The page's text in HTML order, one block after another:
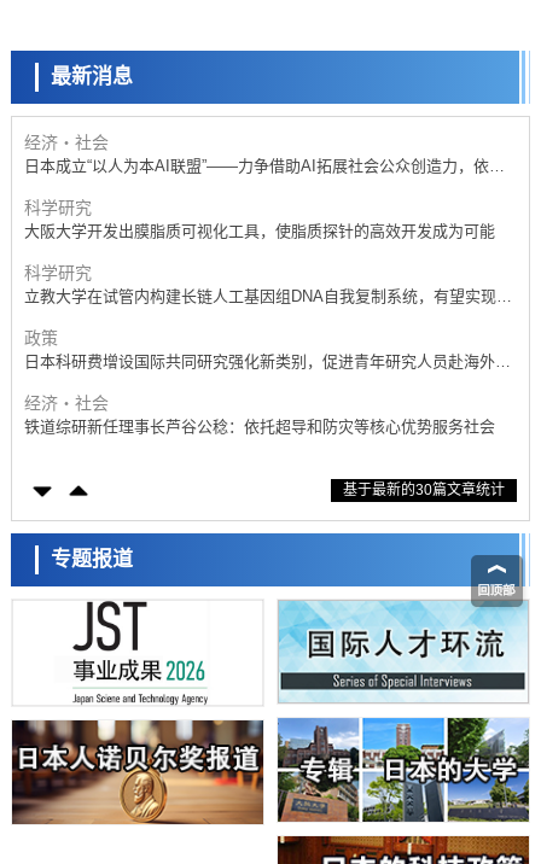
最新消息
经济・社会
日本成立“以人为本AI联盟”——力争借助AI拓展社会公众创造力，依托
产学合作推进研发
科学研究
大阪大学开发出膜脂质可视化工具，使脂质探针的高效开发成为可能
科学研究
立教大学在试管内构建长链人工基因组DNA自我复制系统，有望实现携
政策
日本科研费增设国际共同研究强化新类别，促进青年研究人员赴海外开
经济・社会
铁道综研新任理事长芦谷公稔：依托超导和防灾等核心优势服务社会
科学研究
东京大学通过叶绿体基因组编辑技术强化碳固定酶，成功提高光合作用
藤田医科大学等成功鉴定出非结核分枝杆菌生存的必需基因，首次揭示
经济・社会
【AI法下篇】如何应对AI的不可控性——中央大学平野晋教授专访
科学研究
日本学术会议：为保持土壤健康应采取哪些措施？探讨土壤保护与强化
的具体对策
科学研究
大阪大学开发基于水氢键网络的温度预测新方法，AI从分子排列信息中
高精度解读
经济・社会
【AI法上篇】如何对“将人生交给AI”保持危机感——中央大学平野晋教
授专访
科学研究
庆应义塾大学阐明脑内“游击手”小胶质细胞包裹保护受损神经细胞的机
制，有望用于开发阿尔茨海默病等疾病疗法
基于最新的30篇文章统计
专题报道
日本科学未来馆 科学交